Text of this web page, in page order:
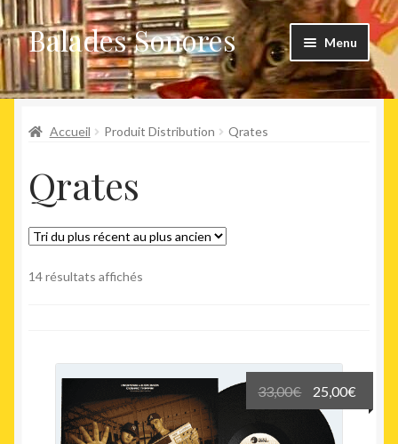
Aller
à
la
navigation
Aller
au
contenu
Balades Sonores Menu
Boutique
Nouveaux arrivages
Précommandes
Agenda
Accueil Produit Distribution Qrates
Qrates
14 résultats affichés
ancien
33,00€
Le
prix
initial
25,00€
prix